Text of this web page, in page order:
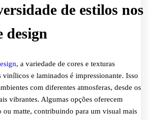
de estilos nos
design
, a variedade de cores e texturas
vinílicos e laminados é impressionante. Isso
com diferentes atmosferas, desde os
vibrantes. Algumas opções oferecem
ou matte, contribuindo para um visual mais